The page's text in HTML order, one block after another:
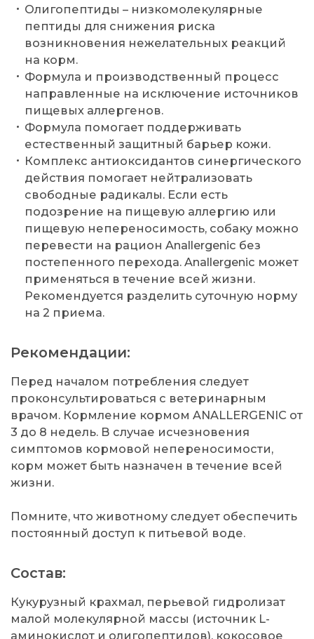
Олигопептиды – низкомолекулярные
пептиды для снижения риска
возникновения нежелательных реакций
на корм.
Формула и производственный процесс
направленные на исключение источников
пищевых аллергенов.
Формула помогает поддерживать
естественный защитный барьер кожи.
Комплекс антиоксидантов синергического
действия помогает нейтрализовать
свободные радикалы. Если есть
подозрение на пищевую аллергию или
пищевую непереносимость, собаку можно
перевести на рацион Anallergenic без
постепенного перехода. Anallergenic может
применяться в течение всей жизни.
Рекомендуется разделить суточную норму
на 2 приема.
Рекомендации:
Перед началом потребления следует
проконсультироваться с ветеринарным
врачом. Кормление кормом ANALLERGENIC от
3 до 8 недель. В случае исчезновения
симптомов кормовой непереносимости,
корм может быть назначен в течение всей
жизни.
Помните, что животному следует обеспечить
постоянный доступ к питьевой воде.
Состав:
Кукурузный крахмал, перьевой гидролизат
малой молекулярной массы (источник L-
аминокислот и олигопептидов), кокосовое